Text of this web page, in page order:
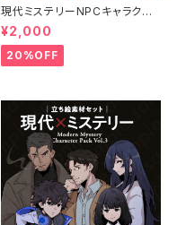
現代ミステリーNPCキャラクタ
ー5体セット｜店員・運転手・情
報屋・TRPG向け立ち絵素材
¥2,000
20%OFF